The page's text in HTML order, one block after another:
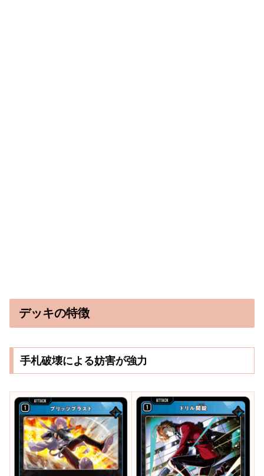
デッキの特徴
手札破壊による妨害が強力